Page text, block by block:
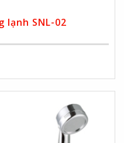
lạnh SNL-02